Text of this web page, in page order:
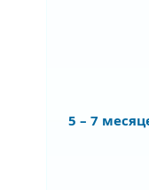
5 – 7